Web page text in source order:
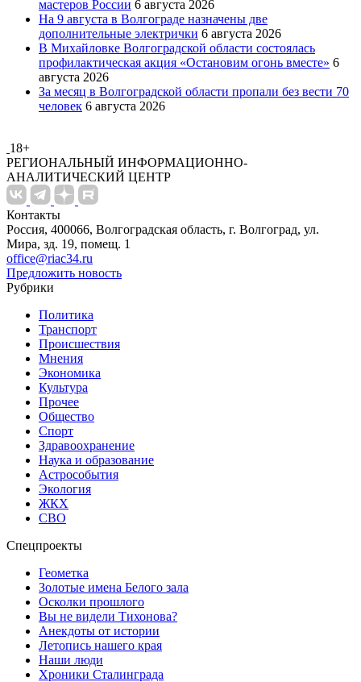
мастеров России 6 августа 2026
На 9 августа в Волгограде назначены две
дополнительные электрички 6 августа 2026
В Михайловке Волгоградской области состоялась
профилактическая акция «Остановим огонь вместе» 6
августа 2026
За месяц в Волгоградской области пропали без вести 70
человек 6 августа 2026
18+
РЕГИОНАЛЬНЫЙ ИНФОРМАЦИОННО-
АНАЛИТИЧЕСКИЙ ЦЕНТР
Контакты
Россия, 400066, Волгоградская область, г. Волгоград, ул.
Мира, зд. 19, помещ. 1
office@riac34.ru
Предложить новость
Рубрики
Политика
Транспорт
Происшествия
Мнения
Экономика
Культура
Прочее
Общество
Спорт
Здравоохранение
Наука и образование
Астрособытия
Экология
ЖКХ
СВО
Спецпроекты
Геометка
Золотые имена Белого зала
Осколки прошлого
Вы не видели Тихонова?
Анекдоты от истории
Летопись нашего края
Наши люди
Хроники Сталинграда